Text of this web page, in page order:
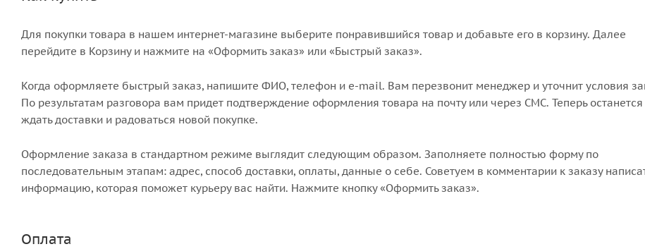
Для покупки товара в нашем интернет-магазине выберите понравившийся товар и добавьте его в корзину. Далее
перейдите в Корзину и нажмите на «Оформить заказ» или «Быстрый заказ».
Когда оформляете быстрый заказ, напишите ФИО, телефон и e-mail. Вам перезвонит менеджер и уточнит условия
По результатам разговора вам придет подтверждение оформления товара на почту или через СМС. Теперь останется
ждать доставки и радоваться новой покупке.
Оформление заказа в стандартном режиме выглядит следующим образом. Заполняете полностью форму по
последовательным этапам: адрес, способ доставки, оплаты, данные о себе. Советуем в комментарии к заказу
информацию, которая поможет курьеру вас найти. Нажмите кнопку «Оформить заказ».
Оплата